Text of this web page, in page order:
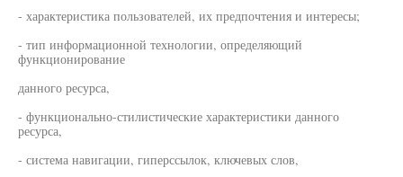
- характеристика пользователей, их предпочтения и интересы;
- тип информационной технологии, определяющий
функционирование
данного ресурса,
- функционально-стилистические характеристики данного
ресурса,
- система навигации, гиперссылок, ключевых слов,